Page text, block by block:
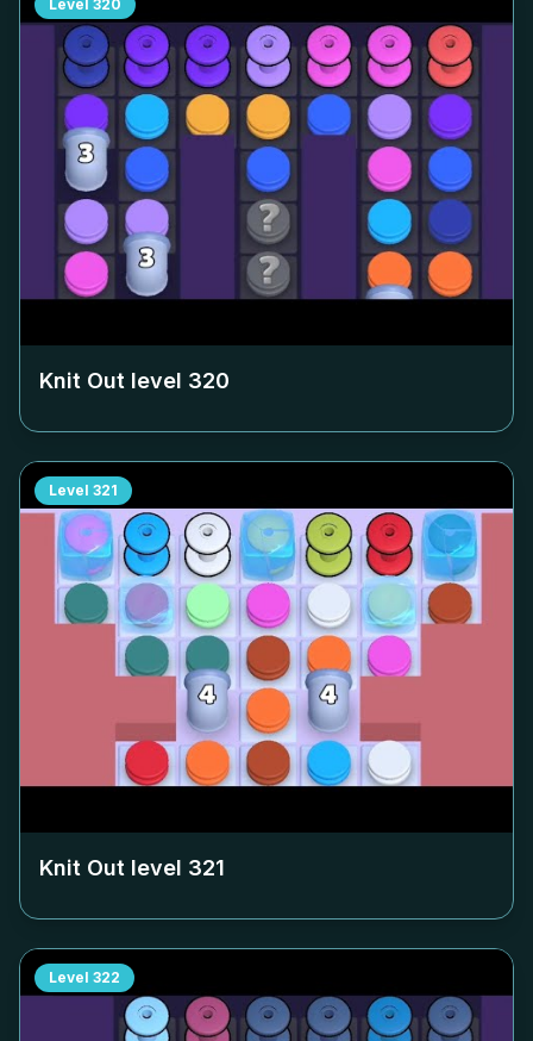
Level 320
Knit Out level 320
Level 321
Knit Out level 321
Level 322